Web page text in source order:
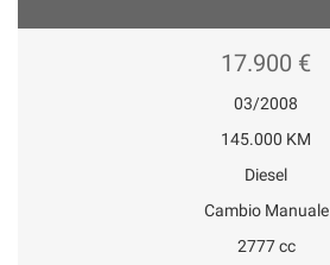
17.900 €
03/2008
145.000 KM
Diesel
Cambio Manuale
2777 cc